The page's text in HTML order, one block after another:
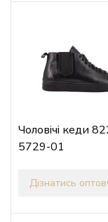
Чоловічі кеди
5729-01
Дізнатись